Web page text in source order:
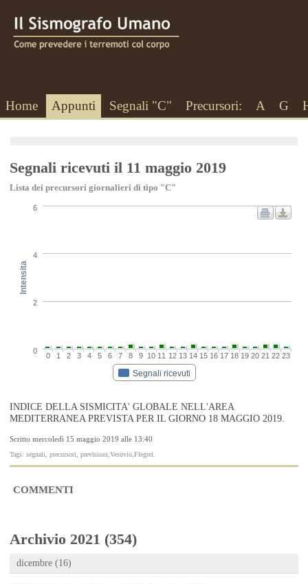
Home Appunti Segnali "C" Precursori: A G
Segnali ricevuti il 11 maggio 2019
Lista dei precursori giornalieri di tipo "C"
Intensita
Segnali ricevuti
0 1 2 3 4 5 6 7 8 9 10 11 12 13 14 15 16 17 18 19 20 21 22 23
0
2
4
6
INDICE DELLA SISMICITA' GLOBALE NELL'AREA
MEDITERRANEA PREVISTA PER IL GIORNO 18 MAGGIO 2019.
Scritto mercoledì 15 maggio 2019 alle 13:40
Tags: segnali, precursori, previsioni,Vesuvio,Flegrei.
COMMENTI
Archivio 2021 (354)
dicembre (16)